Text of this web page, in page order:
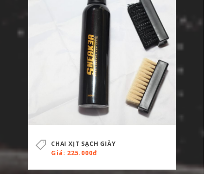
Giá: 225.000đ
CHAI XỊT SẠCH GIÀY